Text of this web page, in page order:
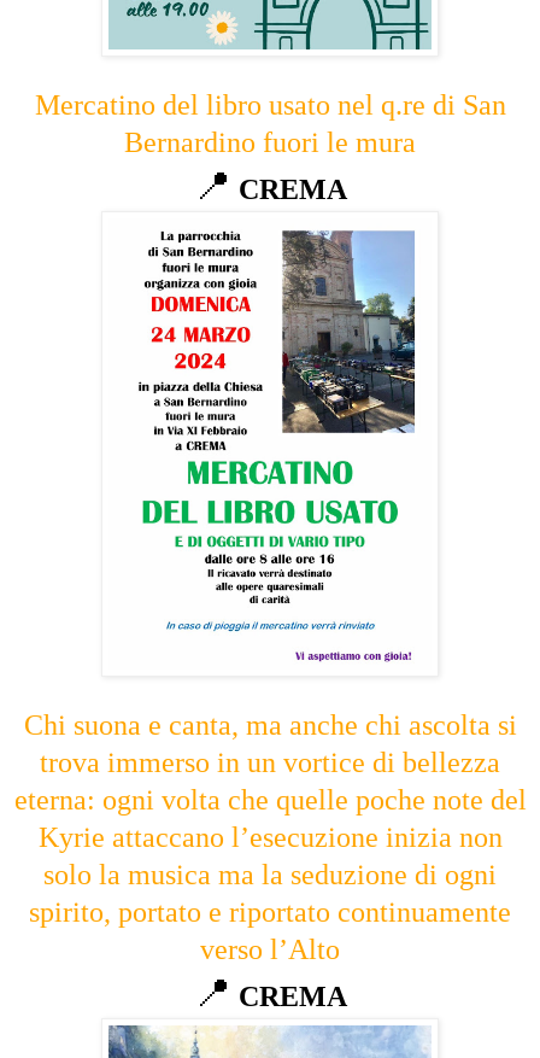
Mercatino del libro usato nel q.re di San
Bernardino fuori le mura
📍 CREMA
Chi suona e canta, ma anche chi ascolta si
trova immerso in un vortice di bellezza
eterna: ogni volta che quelle poche note del
Kyrie attaccano l’esecuzione inizia non
solo la musica ma la seduzione di ogni
spirito, portato e riportato continuamente
verso l’Alto
📍 CREMA